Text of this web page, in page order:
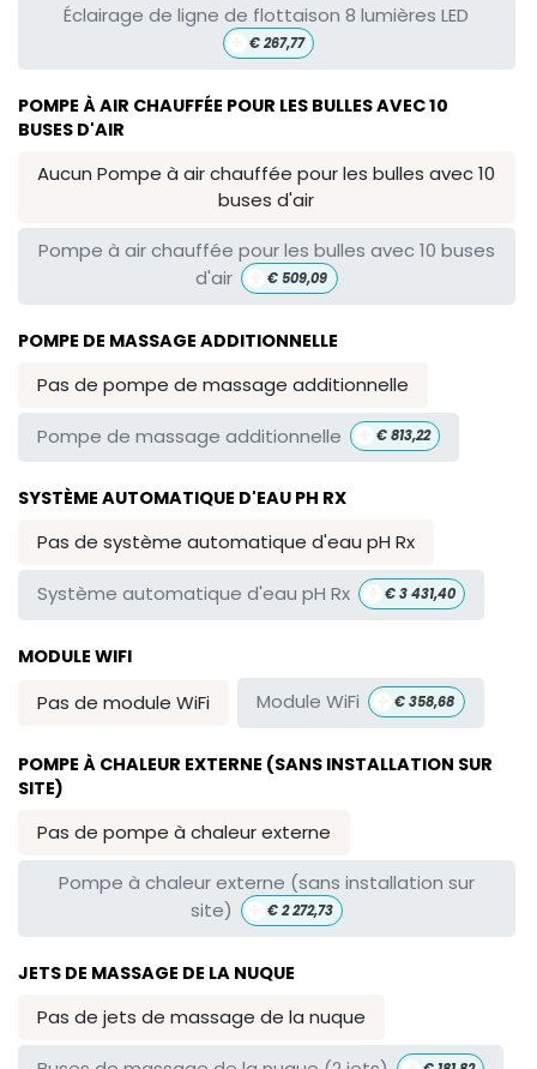
Éclairage de ligne de flottaison 8 lumières LED
€267,77
POMPE À AIR CHAUFFÉE POUR LES BULLES AVEC 10
BUSES D'AIR
Aucun Pompe à air chauffée pour les bulles avec 10
buses d'air
Pompe à air chauffée pour les bulles avec 10 buses
d'air
€509,09
POMPE DE MASSAGE ADDITIONNELLE
Pas de pompe de massage additionnelle
Pompe de massage additionnelle €813,22
SYSTÈME AUTOMATIQUE D'EAU PH RX
Pas de système automatique d'eau pH Rx
Système automatique d'eau pH Rx €3 431,40
MODULE WIFI
Pas de module WiFi Module WiFi €358,68
POMPE À CHALEUR EXTERNE (SANS INSTALLATION SUR
SITE)
Pas de pompe à chaleur externe
Pompe à chaleur externe (sans installation sur
site)
€2 272,73
JETS DE MASSAGE DE LA NUQUE
Pas de jets de massage de la nuque